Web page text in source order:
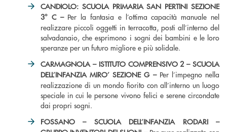
CANDIOLO: SCUOLA PRIMARIA SAN PERTINI SEZIONE
3° C – Per la fantasia e l’ottima capacità manuale nel
realizzare piccoli oggetti in terracotta, posti all’interno del
salvadanaio, che esprimono i sogni dei bambini e le loro
speranze per un futuro migliore e più solidale.
CARMAGNOLA – ISTITUTO COMPRENSIVO 2 – SCUOLA
DELL’INFANZIA MIRO’ SEZIONE G –Per l’impegno nella
realizzazione di un mondo fiorito con all’interno un luogo
speciale in cui le persone vivono felici e serene circondate
dai propri sogni.
FOSSANO – SCUOLA DELL’INFANZIA RODARI –